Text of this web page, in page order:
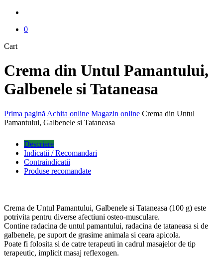
0
CartClose
Crema din Untul Pamantului,
Galbenele si Tataneasa
Prima pagină Achita online Magazin online Crema din Untul
Pamantului, Galbenele si Tataneasa
Descriere
Indicatii / Recomandari
Contraindicatii
Produse recomandate
Crema de Untul Pamantului, Galbenele si Tataneasa (100 g) este
potrivita pentru diverse afectiuni osteo-musculare.
Contine radacina de untul pamantului, radacina de tataneasa si de
galbenele, pe suport de grasime animala si ceara apicola.
Poate fi folosita si de catre terapeuti in cadrul masajelor de tip
terapeutic, implicit masaj reflexogen.